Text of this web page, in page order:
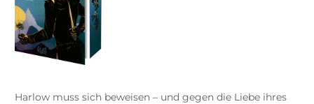
Harlow muss sich beweisen – und gegen die Liebe ihres